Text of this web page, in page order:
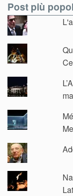
Post più